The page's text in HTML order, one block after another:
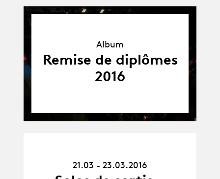
Album
Remise de diplômes
2016
21.03 - 23.03.2016